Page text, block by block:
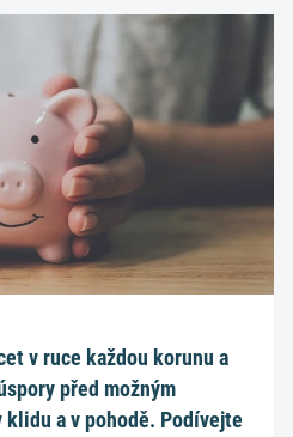
v ruce každou korunu a
před možným
a v pohodě. Podívejte